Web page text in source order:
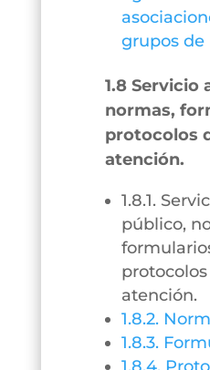
grupos de
1.8 Servicio
normas,
protocolos
atención.
1.8.1.
público,
atención.
1.8.2.
1.8.3.